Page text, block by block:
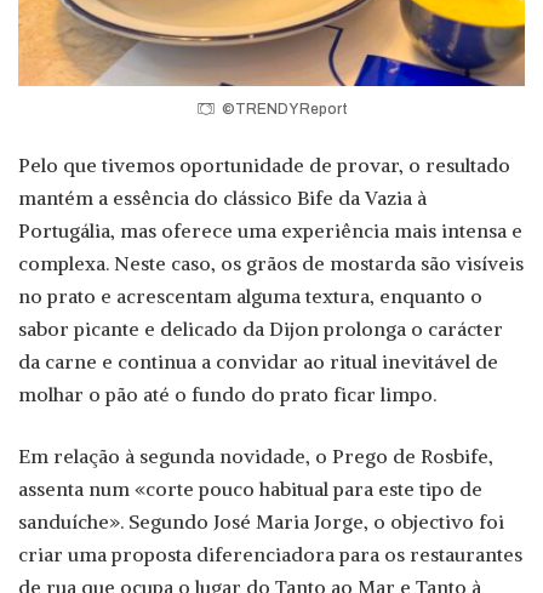
©TRENDY Report
Pelo que tivemos oportunidade de provar, o resultado
mantém a essência do clássico Bife da Vazia à
Portugália, mas oferece uma experiência mais intensa e
complexa. Neste caso, os grãos de mostarda são visíveis
no prato e acrescentam alguma textura, enquanto o
sabor picante e delicado da Dijon prolonga o carácter
da carne e continua a convidar ao ritual inevitável de
molhar o pão até o fundo do prato ficar limpo.
Em relação à segunda novidade, o Prego de Rosbife,
assenta num «corte pouco habitual para este tipo de
sanduíche». Segundo José Maria Jorge, o objectivo foi
criar uma proposta diferenciadora para os restaurantes
de rua que ocupa o lugar do Tanto ao Mar e Tanto à